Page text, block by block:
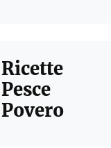
Ricette
Pesce
Povero